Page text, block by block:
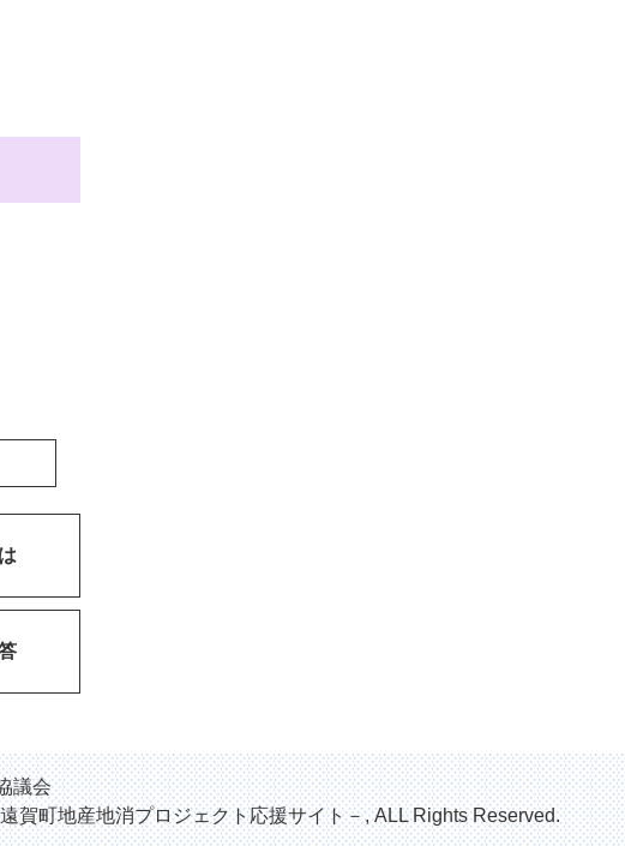
議会
賀町地産地消プロジェクト応援サイト－, ALL Rights Reserved.